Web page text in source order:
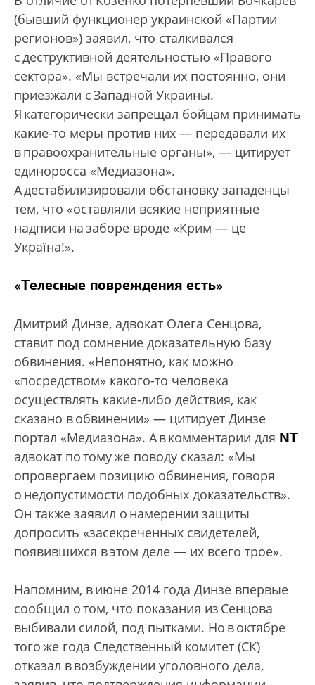
(бывший функционер украинской «Партии
регионов») заявил, что сталкивался
с деструктивной деятельностью «Правого
сектора». «Мы встречали их постоянно, они
приезжали с Западной Украины.
Я категорически запрещал бойцам принимать
какие-то меры против них — передавали их
в правоохранительные органы», — цитирует
единоросса «Медиазона».
А дестабилизировали обстановку западенцы
тем, что «оставляли всякие неприятные
надписи на заборе вроде «Крим — це
Україна!».
«Телесные повреждения есть»
Дмитрий Динзе, адвокат Олега Сенцова,
ставит под сомнение доказательную базу
обвинения. «Непонятно, как можно
«посредством» какого-то человека
осуществлять какие-либо действия, как
сказано в обвинении» — цитирует Динзе
портал «Медиазона». А в комментарии для NT
адвокат по тому же поводу сказал: «Мы
опровергаем позицию обвинения, говоря
о недопустимости подобных доказательств».
Он также заявил о намерении защиты
допросить «засекреченных свидетелей,
появившихся в этом деле — их всего трое».
Напомним, в июне 2014 года Динзе впервые
сообщил о том, что показания из Сенцова
выбивали силой, под пытками. Но в октябре
того же года Следственный комитет (СК)
отказал в возбуждении уголовного дела,